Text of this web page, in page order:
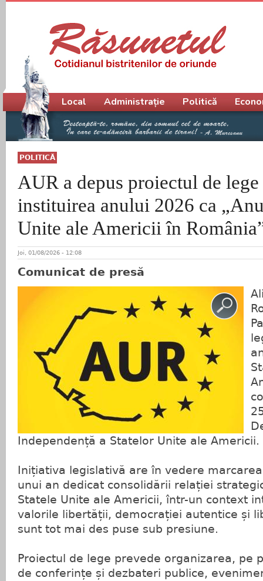
POLITICĂ
AUR a depus proiectul de
instituirea anului 2026 ca
Unite ale Americii în
Joi, 01/08/2026 - 12:08
Comunicat de presă
Independență a Statelor Unite ale Americii.
Inițiativa legislativă are în vedere
unui an dedicat consolidării relației
Statele Unite ale Americii, într-un context
valorile libertății, democrației autentice și
sunt tot mai des puse sub presiune.
Proiectul de lege prevede organizarea, pe
de conferințe și dezbateri publice,
Meniu principal
Local Administrație Politică